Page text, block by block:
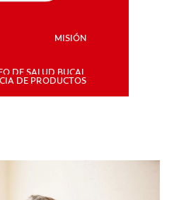
MISIÓN
DE SALUD BUCAL
DE PRODUCTOS